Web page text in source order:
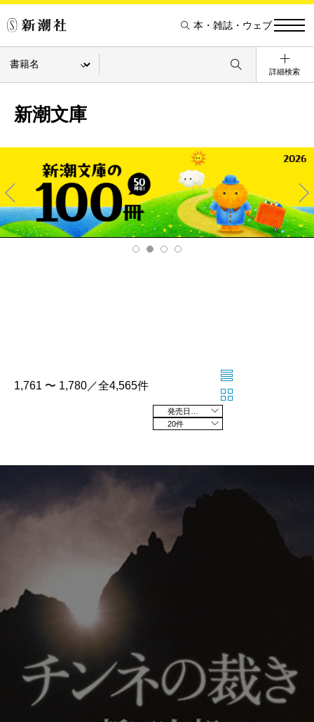
本・雑誌・ウェブ
詳細検索
新潮文庫
Pre
v
Ne
xt
1,761 〜 1,780／全4,565件
20件